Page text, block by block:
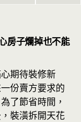
房子爛掉也不能
期待裝修新
份賣方要求的
了節省時間，
裝潢拆開天花